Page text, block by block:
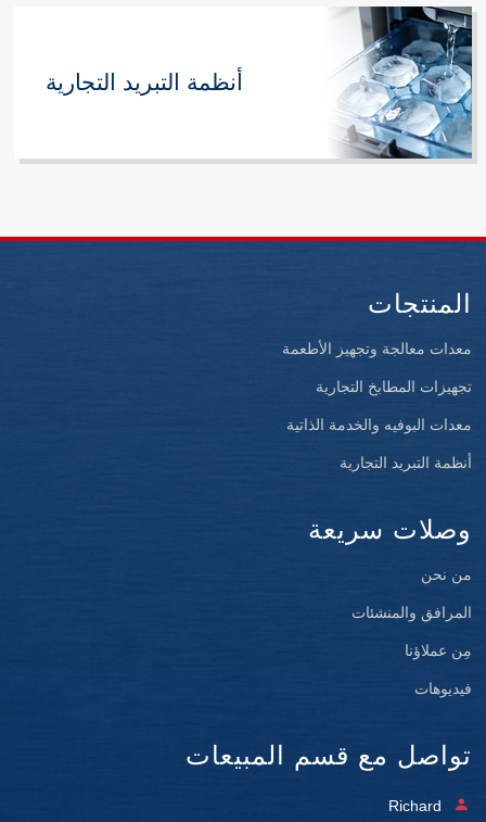
أنظمة التبريد التجارية
المنتجات
معدات معالجة وتجهيز الأطعمة
تجهيزات المطابخ التجارية
معدات البوفيه والخدمة الذاتية
أنظمة التبريد التجارية
وصلات سريعة
من نحن
المرافق والمنشئات
مِن عملاؤنا
فيديوهات
تواصل مع قسم المبيعات
Richard